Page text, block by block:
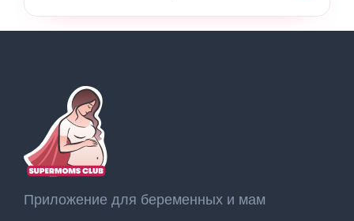
Приложение для беременных и мам